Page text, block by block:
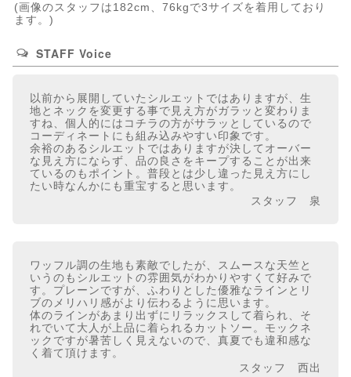
(画像のスタッフは182cm、76kgで3サイズを着用しており
ます。)
STAFF Voice
以前から展開していたシルエットではありますが、生
地とネックを変更する事で見え方がガラッと変わりま
すね、個人的にはコチラの方がサラッとしているので
コーディネートにも組み込みやすい印象です。
余裕のあるシルエットではありますが決してオーバー
な見え方にならず、品の良さをキープすることが出来
ているのもポイント。普段とは少し違った見え方にし
たい時なんかにも重宝すると思います。
スタッフ 泉
ワッフル調の生地も素敵でしたが、スムースな天竺と
いうのもシルエットの雰囲気がわかりやすくて好みで
す。プレーンですが、ふわりとした優雅なラインとリ
ブのメリハリ感がより伝わるように思います。
体のラインがあまり出ずにリラックスして着られ、そ
れでいて大人が上品に着られるカットソー。モックネ
ックですが暑苦しく見えないので、真夏でも違和感な
く着て頂けます。
スタッフ 西出